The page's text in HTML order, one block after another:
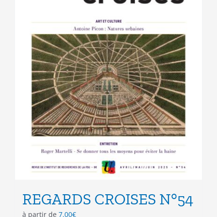
REGARDS CROISES N°54
à partir de 7.00€